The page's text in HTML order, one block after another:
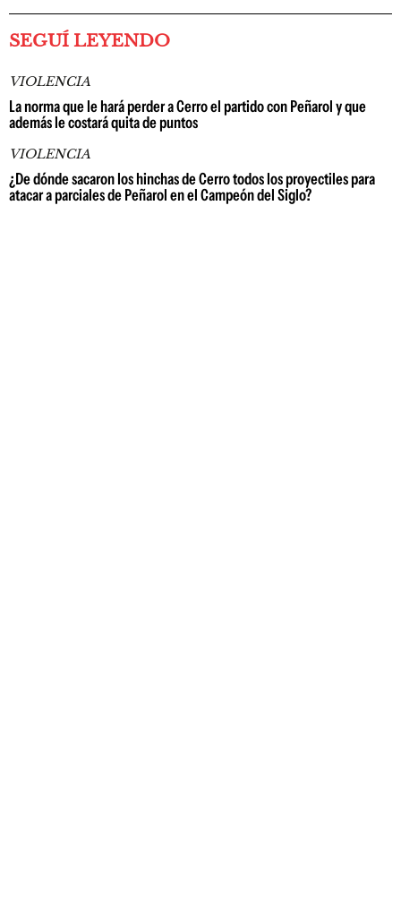
SEGUÍ LEYENDO
VIOLENCIA
La norma que le hará perder a Cerro el partido con Peñarol y que
además le costará quita de puntos
VIOLENCIA
¿De dónde sacaron los hinchas de Cerro todos los proyectiles para
atacar a parciales de Peñarol en el Campeón del Siglo?